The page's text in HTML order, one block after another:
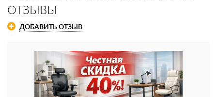
ОТЗЫВЫ
ДОБАВИТЬ ОТЗЫВ